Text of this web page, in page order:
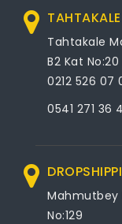
Tahtakale
B2 Kat
0212 526 07
0541 271 36
Mahmutbey
No:129